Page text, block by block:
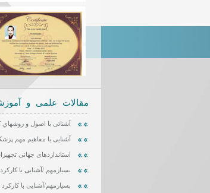
مقالات علمی و
آشنائی با اصول و روشهاي
آشنایی با مفاهیم مهم
استانداردهای جهانی
بسیارمهم /آشنایی با
بسیارمهم/آشنایی با